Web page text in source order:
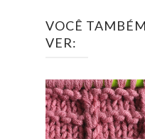
VOCÊ
VER: